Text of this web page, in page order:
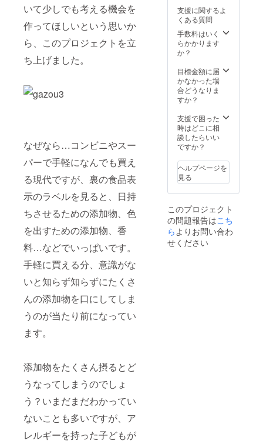
いて少しでも考える機会を
作ってほしいという思いか
ら、このプロジェクトを立
ち上げました。
なぜなら…コンビニやスー
パーで手軽になんでも買え
る現代ですが、裏の食品表
示のラベルを見ると、日持
ちさせるための添加物、色
を出すための添加物、香
料…などでいっぱいです。
手軽に買える分、意識がな
いと知らず知らずにたくさ
んの添加物を口にしてしま
うのが当たり前になってい
ます。
添加物をたくさん摂るとど
うなってしまうのでしょ
う？いまだまだわかってい
ないことも多いですが、ア
レルギーを持った子どもが
支援に関するよ
くある質問
手数料はいく
らかかります
か？
目標金額に届
かなかった場
合どうなりま
すか？
支援で困った
時はどこに相
談したらいい
ですか？
ヘルプページを
見る
このプロジェクト
の問題報告はこち
らよりお問い合わ
せください